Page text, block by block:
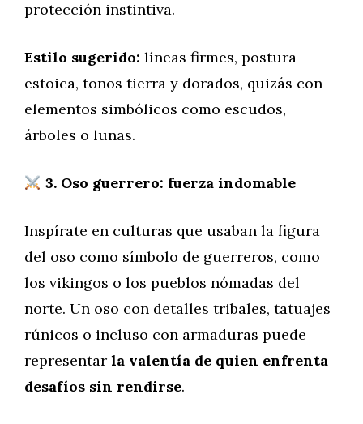
protección instintiva.
Estilo sugerido: líneas firmes, postura
estoica, tonos tierra y dorados, quizás con
elementos simbólicos como escudos,
árboles o lunas.
3. Oso guerrero: fuerza indomable
Inspírate en culturas que usaban la figura
del oso como símbolo de guerreros, como
los vikingos o los pueblos nómadas del
norte. Un oso con detalles tribales, tatuajes
rúnicos o incluso con armaduras puede
representar la valentía de quien enfrenta
desafíos sin rendirse.